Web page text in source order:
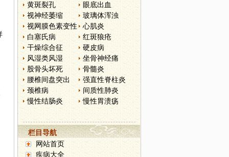
黄斑裂孔
眼底出血
视神经萎缩
玻璃体浑浊
视网膜色素变性
心肌炎
白塞氏病
红斑狼疮
干燥综合征
硬皮病
风湿类风湿
坐骨神经痛
股骨头坏死
骨髓炎
腰椎间盘突出
强直性脊柱炎
颈椎病
间质性肺炎
慢性结肠炎
慢性胃溃疡
栏目导航
网站首页
疾病大全